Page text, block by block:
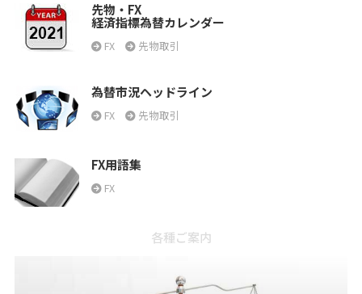
先物・FX
経済指標為替カレンダー
FX 先物取引
為替市況ヘッドライン
FX 先物取引
FX用語集
FX
各種ご案内